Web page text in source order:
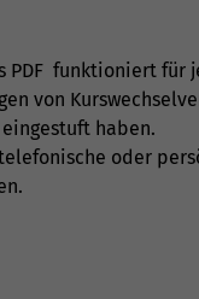
PDF funktioniert für
von
haben.
oder